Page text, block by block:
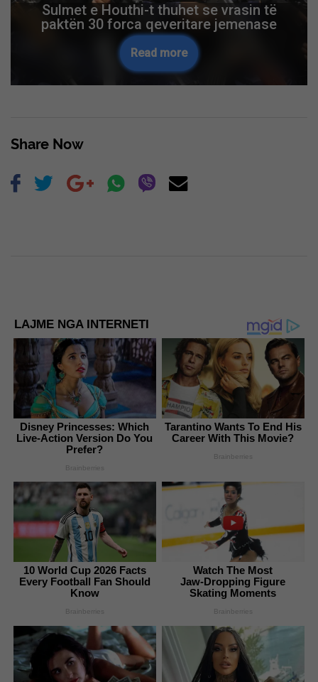
Sulmet e Houthi-t thuhet se vrasin të
paktën 30 forca qeveritare jemenase
Read more
Share Now
LAJME NGA INTERNETI
Disney Princesses: Which
Live-Action Version Do You
Prefer?
Brainberries
Tarantino Wants To End His
Career With This Movie?
Brainberries
10 World Cup 2026 Facts
Every Football Fan Should
Know
Brainberries
Watch The Most
Jaw‑Dropping Figure
Skating Moments
Brainberries